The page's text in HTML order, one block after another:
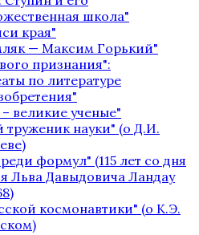
школа"
края"
— Максим Горький"
признания":
по литературе
великие ученые"
труженик науки" (о Д.И.
формул" (115 лет со дня
Льва Давыдовича Ландау
космонавтики" (о К.Э.